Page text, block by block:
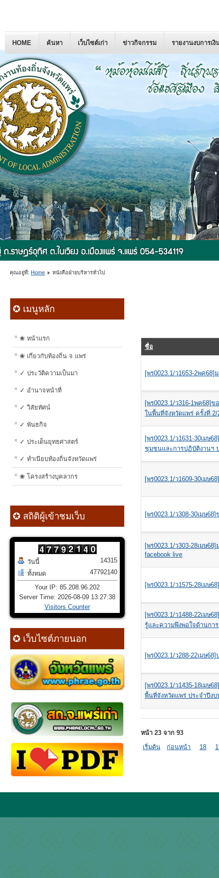
HOME ค้นหา เว็บไซต์เก่า ข่าวกิจกรรม รายงานงบการเงิ
คุณอยู่ที่: Home หนังสือฝ่ายบริหารทั่วไป
✪ เมนูหลัก
❀ หน้าแรก
❀ เกี่ยวกับท้องถิ่น จ.แพร่
✓ ประวัติความเป็นมา
✓ อำนาจหน้าที่
✓ วิสัยทัศน์
✓ พันธกิจ
✓ ประเด็นยุทธศาสตร์
✓ ทำเนียบท้องถิ่นจังหวัดแพร่
❀ โครงสร้างบุคลากร
✪ สถิติผู้เข้าชมเว็บ
วันนี้
ทั้งหมด
14315
47792140
Your IP: 85.208.96.202
Server Time: 2026-08-09 13:27:38
Visitors Counter
✪ เว็บไซต์ภายนอก
ชื่อ
[พร0023.1/ว1653-2พค
[พร0023.1/ว316-1พค68]
ในพื้นที่จังหวัดแพร่ ครั้งที่ 2/
[พร0023.1/ว1631-30เมษ
ชุมชนและการปฏิบัติงานฯ
[พร0023.1/ว1609-30เมษ
[พร0023.1/ว308-30เมษ
[พร0023.1/ว303-28เมษ
facebook live
[พร0023.1/ว1575-28เมษ
[พร0023.1/ว1488-22เมษ
รู้และความพึงพอใจด้านกา
[พร0023.1/ว288-22เมษ
[พร0023.1/ว1435-18เมษ
พื้นที่จังหวัดแพร่ ประจำปีง
หน้า 23 จาก 93
เริ่มต้น
ก่อนหน้า 18